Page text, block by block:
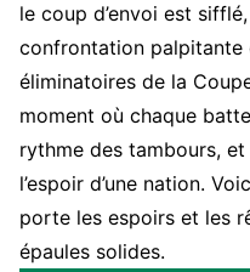
le coup d’envoi est
confrontation palpitante
éliminatoires de la
moment où chaque
rythme des tambours,
l’espoir d’une nation.
porte les espoirs et les
épaules solides.